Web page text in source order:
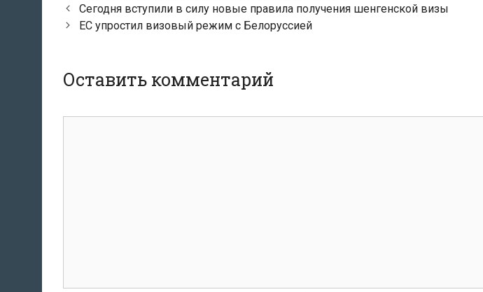
Навигация
по
Сегодня вступили в силу новые правила получения шенгенской визы
ЕС упростил визовый режим с Белоруссией
Оставить комментарий